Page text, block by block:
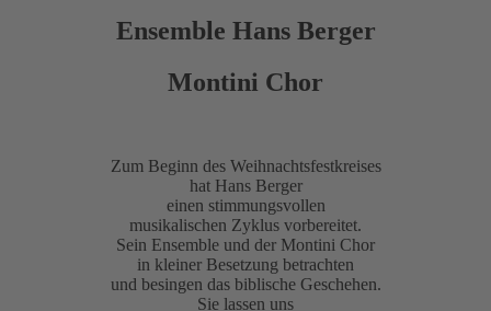
Ensemble Hans Berger
Montini Chor
Zum Beginn des Weihnachtsfestkreises
hat Hans Berger
einen stimmungsvollen
musi­ka­lis­chen Zyklus vorbereitet.
Sein Ensem­ble und der Mon­ti­ni Chor
in klei­ner Besetzung betrachten
und besin­gen das biblis­che Geschehen.
Sie las­sen uns